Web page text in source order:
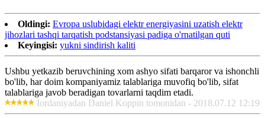
Oldingi: Evropa uslubidagi elektr energiyasini uzatish elektr
jihozlari tashqi tarqatish podstansiyasi padiga o'rnatilgan quti
Keyingisi: yukni sindirish kaliti
Ushbu yetkazib beruvchining xom ashyo sifati barqaror va ishonchli
bo'lib, har doim kompaniyamiz talablariga muvofiq bo'lib, sifat
talablariga javob beradigan tovarlarni taqdim etadi.
Iordaniyadan Daniel Koppin tomonidan - 2018.07.12 12:19